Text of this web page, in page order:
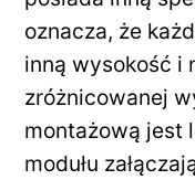
oznacza, że
inną wysokość i
zróżnicowanej
montażową jest
modułu